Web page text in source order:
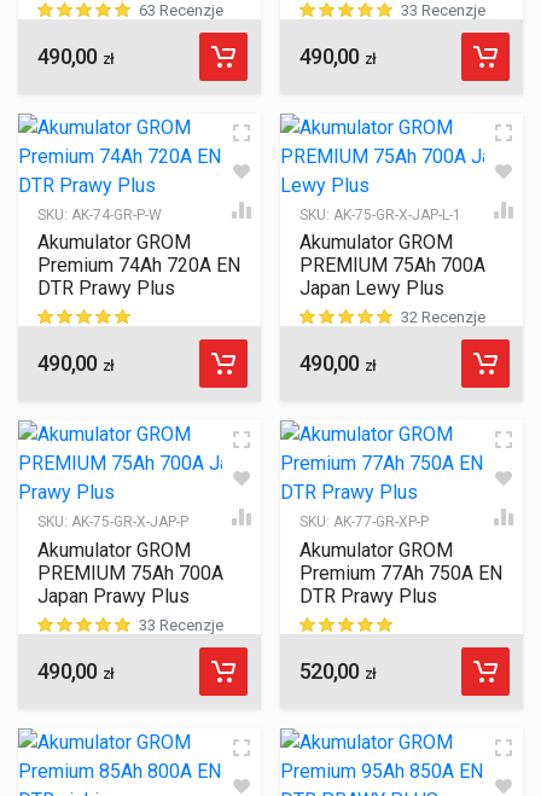
ocen klientów
63 Recenzje
490,00 zł ocen klientów
33 Recenzje
490,00 zł
SKU: AK-74-GR-P-W
Akumulator GROM
Premium 74Ah 720A EN
DTR Prawy Plus
ocen klientów
490,00 zł
SKU: AK-75-GR-X-JAP-L-1
Akumulator GROM
PREMIUM 75Ah 700A
Japan Lewy Plus
ocen klientów
32 Recenzje
490,00 zł
SKU: AK-75-GR-X-JAP-P
Akumulator GROM
PREMIUM 75Ah 700A
Japan Prawy Plus
ocen klientów
33 Recenzje
490,00 zł
SKU: AK-77-GR-XP-P
Akumulator GROM
Premium 77Ah 750A EN
DTR Prawy Plus
ocen klientów
520,00 zł